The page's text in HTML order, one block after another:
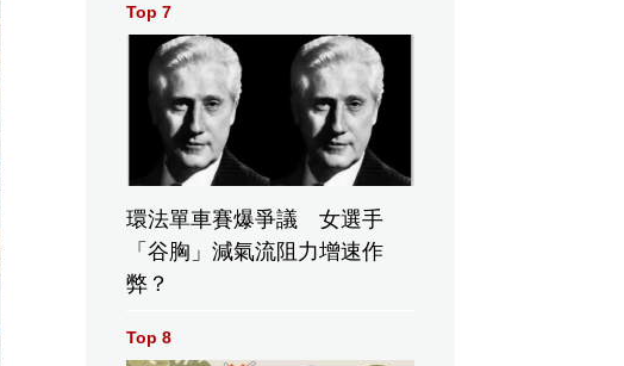
Top 7
環法單車賽爆爭議 女選手
「谷胸」減氣流阻力增速作
弊？
Top 8